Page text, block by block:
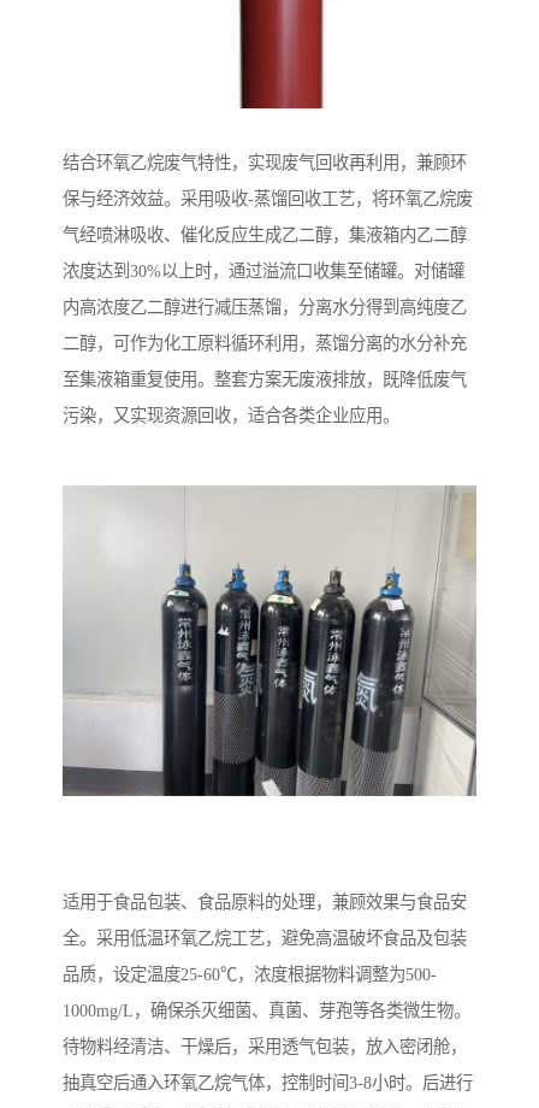
结合环氧乙烷废气特性，实现废气回收再利用，兼顾环
保与经济效益。采用吸收-蒸馏回收工艺，将环氧乙烷废
气经喷淋吸收、催化反应生成乙二醇，集液箱内乙二醇
浓度达到30%以上时，通过溢流口收集至储罐。对储罐
内高浓度乙二醇进行减压蒸馏，分离水分得到高纯度乙
二醇，可作为化工原料循环利用，蒸馏分离的水分补充
至集液箱重复使用。整套方案无废液排放，既降低废气
污染，又实现资源回收，适合各类企业应用。
适用于食品包装、食品原料的处理，兼顾效果与食品安
全。采用低温环氧乙烷工艺，避免高温破坏食品及包装
品质，设定温度25-60℃，浓度根据物料调整为500-
1000mg/L，确保杀灭细菌、真菌、芽孢等各类微生物。
待物料经清洁、干燥后，采用透气包装，放入密闭舱，
抽真空后通入环氧乙烷气体，控制时间3-8小时。后进行